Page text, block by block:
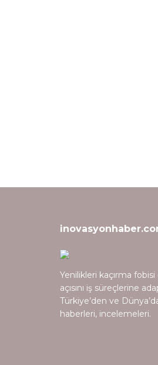
Yenilikleri kaçırma
açısını iş süreçlerine
Türkiye’den ve
haberleri, incelemeleri.